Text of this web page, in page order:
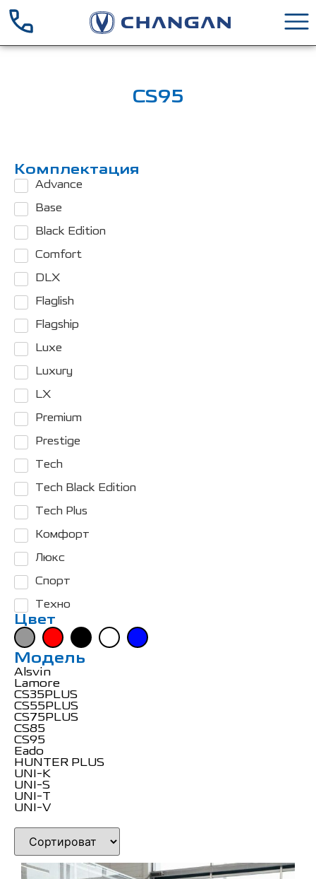
CS95
Комплектация
Advance
Base
Black Edition
Comfort
DLX
Flaglish
Flagship
Luxe
Luxury
LX
Premium
Prestige
Tech
Tech Black Edition
Tech Plus
Комфорт
Люкс
Спорт
Техно
Цвет
Модель
Alsvin
Lamore
CS35PLUS
CS55PLUS
CS75PLUS
CS85
CS95
Eado
HUNTER PLUS
UNI-K
UNI-S
UNI-T
UNI-V